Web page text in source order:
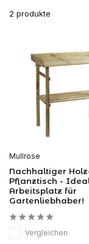
2 produkte
Mullrose
Nachhaltiger
Pflanztisch -
Arbeitsplatz für
Gartenliebhaber!
Vergleichen